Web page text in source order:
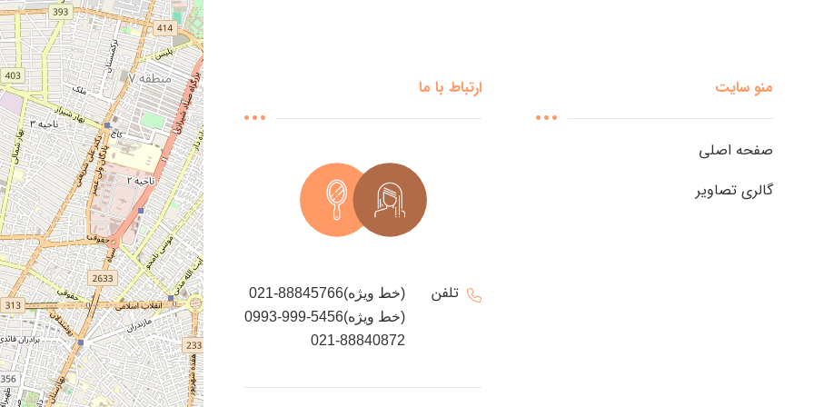
منو سایت
صفحه اصلی
گالری تصاویر
ارتباط با ما
تلفن
021-88845766(خط ویژه)
0993-999-5456(خط ویژه)
021-88840872